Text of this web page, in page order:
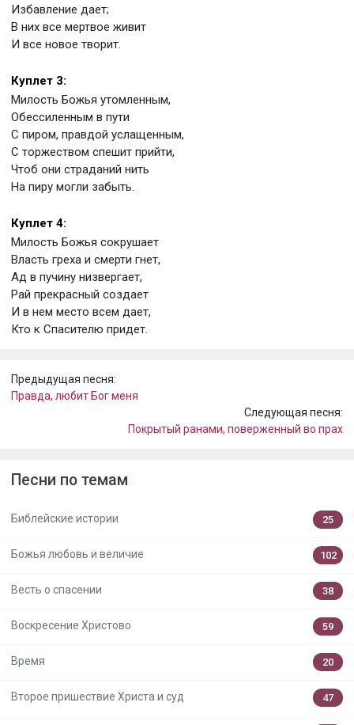
Избавление дает;
В них все мертвое живит
И все новое творит.
Куплет 3:
Милость Божья утомленным,
Обессиленным в пути
С пиром, правдой услащенным,
С торжеством спешит прийти,
Чтоб они страданий нить
На пиру могли забыть.
Куплет 4:
Милость Божья сокрушает
Власть греха и смерти гнет,
Ад в пучину низвергает,
Рай прекрасный создает
И в нем место всем дает,
Кто к Спасителю придет.
Предыдущая песня:
Правда, любит Бог меня
Следующая песня:
Покрытый ранами, поверженный во прах
Песни по темам
Библейские истории 25
Божья любовь и величие 102
Весть о спасении 38
Воскресение Христово 59
Время 20
Второе пришествие Христа и суд 47